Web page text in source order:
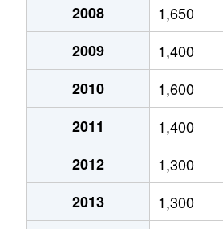
2008
1,650
2009
1,400
2010
1,600
2011
1,400
2012
1,300
2013
1,300